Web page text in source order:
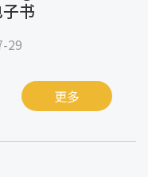
书
29
更多